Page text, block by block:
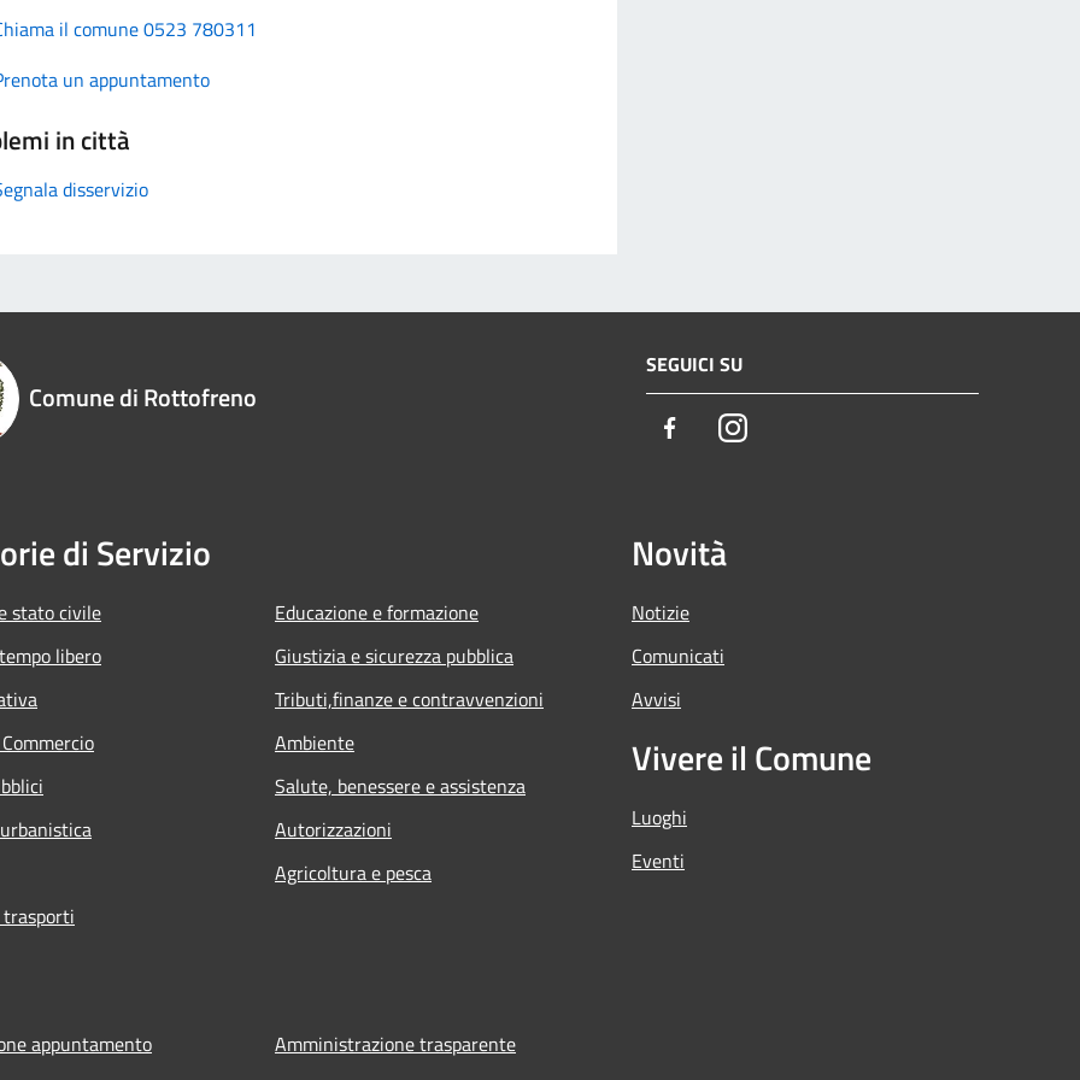
il comune 0523 780311
un appuntamento
in città
disservizio
Comune di Rottofreno
SEGUICI SU
FacebookInstagram
di Servizio
stato civile
libero
Educazione e formazione
Giustizia e sicurezza pubblica
Tributi,finanze e contravvenzioni
Ambiente
Salute, benessere e assistenza
Autorizzazioni
Agricoltura e pesca
Novità
Notizie
Comunicati
Avvisi
Vivere il Comune
Luoghi
Eventi
appuntamento
Amministrazione trasparente